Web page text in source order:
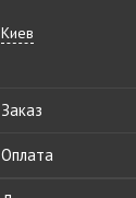
Киев
Заказ
Оплата